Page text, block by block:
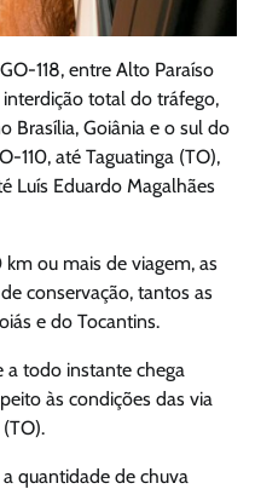
118, entre Alto Paraíso
interdição total do tráfego,
Brasília, Goiânia e o sul do
110, até Taguatinga (TO),
Luís Eduardo Magalhães
ou mais de viagem, as
conservação, tantos as
e do Tocantins.
a todo instante chega
às condições das via
quantidade de chuva